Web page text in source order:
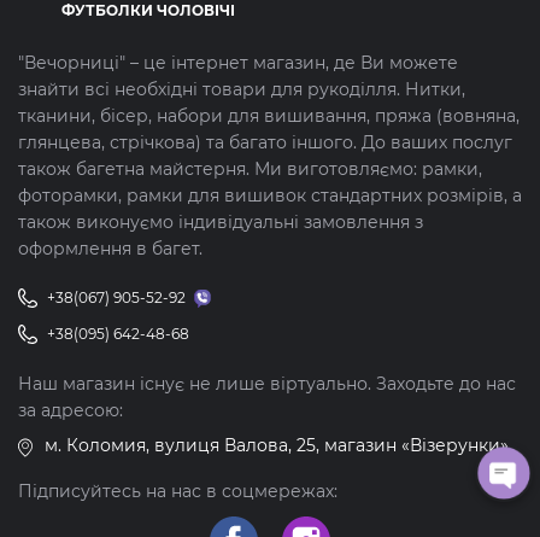
ФУТБОЛКИ ЧОЛОВІЧІ
"Вечорниці" – це інтернет магазин, де Ви можете
знайти всі необхідні товари для рукоділля. Нитки,
тканини, бісер, набори для вишивання, пряжа (вовняна,
глянцева, стрічкова) та багато іншого. До ваших послуг
також багетна майстерня. Ми виготовляємо: рамки,
фоторамки, рамки для вишивок стандартних розмірів, а
також виконуємо індивідуальні замовлення з
оформлення в багет.
+38(067) 905-52-92
+38(095) 642-48-68
Наш магазин існує не лише віртуально. Заходьте до нас
за адресою:
м. Коломия, вулиця Валова, 25, магазин «Візерунки»
Підписуйтесь на нас в соцмережах: